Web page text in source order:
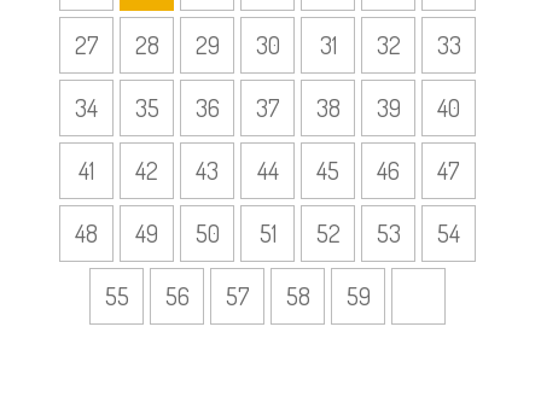
27
28 29 30 31 32
33
34
35 36 37 38 39
40
41
42 43 44 45 46
47
48
49 50 51 52 53
54
55
56 57 58 59